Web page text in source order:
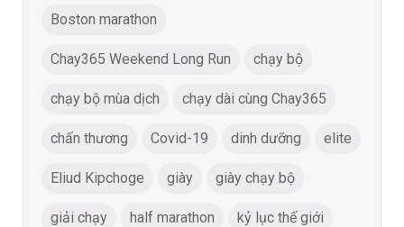
Boston marathon
Chay365 Weekend Long Run chạy bộ
chạy bộ mùa dịch chạy dài cùng Chay365
chấn thương Covid-19 dinh dưỡng elite
Eliud Kipchoge giày giày chạy bộ
giải chạy half marathon kỷ lục thế giới